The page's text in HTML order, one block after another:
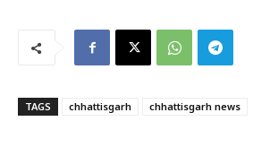
TAGS chhattisgarh chhattisgarh news